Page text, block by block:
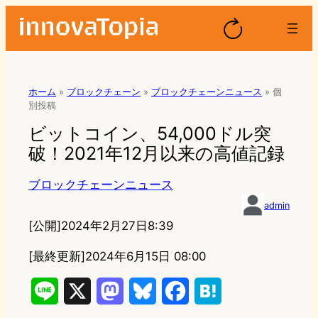
ホーム » ブロックチェーン » ブロックチェーンニュース » 個
別投稿
ビットコイン、54,000ドル突
破！2021年12月以来の高値記録
ブロックチェーンニュース
admin
[公開]2024年2月27日8:39
[最終更新]2024年6月15日 08:00